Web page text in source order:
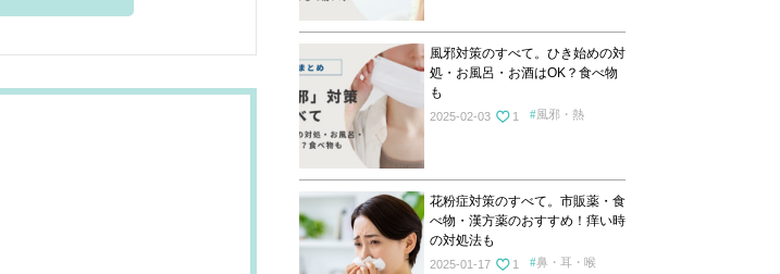
風邪対策のすべて。ひき始めの対
処・お風呂・お酒はOK？食べ物
も
2025-02-03 1 風邪・熱
花粉症対策のすべて。市販薬・食
べ物・漢方薬のおすすめ！痒い時
の対処法も
2025-01-17 1 鼻・耳・喉